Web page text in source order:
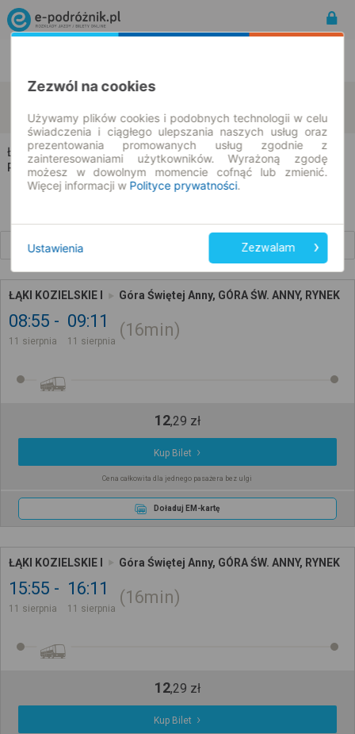
11.08.2026 | -- : --
Łąki Kozielskie → Góra Świętej Anny
Rozkład jazdy i bilety
ŁĄKI KOZIELSKIE I Góra Świętej Anny, GÓRA ŚW. ANNY, RYNEK
08:55
11 sierpnia
09:11
11 sierpnia
16min
12,29 zł
Kup Bilet
Cena całkowita dla jednego pasażera bez ulgi
Doładuj EM-kartę
ŁĄKI KOZIELSKIE I Góra Świętej Anny, GÓRA ŚW. ANNY, RYNEK
15:55
11 sierpnia
16:11
11 sierpnia
16min
12,29 zł
Kup Bilet
Zezwól na cookies
Używamy plików cookies i podobnych technologii w celu
świadczenia i ciągłego ulepszania naszych usług oraz
prezentowania promowanych usług zgodnie z
zainteresowaniami użytkowników. Wyrażoną zgodę
możesz w dowolnym momencie cofnąć lub zmienić.
Więcej informacji w Polityce prywatności.
Ustawienia Zezwalam